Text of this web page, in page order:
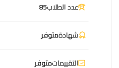
عدد الطلاب85
شهادةمتوفر
التقييماتمتوفر